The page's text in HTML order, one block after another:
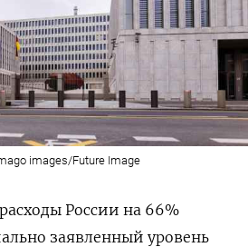
images/Future Image
России на 66%
заявленный уровень